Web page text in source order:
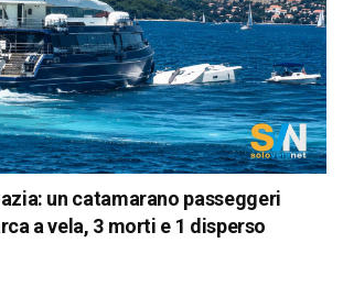
un catamarano passeggeri
a vela, 3 morti e 1 disperso